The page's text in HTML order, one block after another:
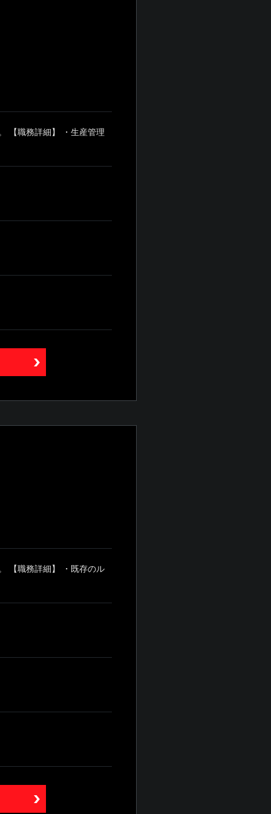
【職務詳細】 ・生産管理
【職務詳細】 ・既存のル